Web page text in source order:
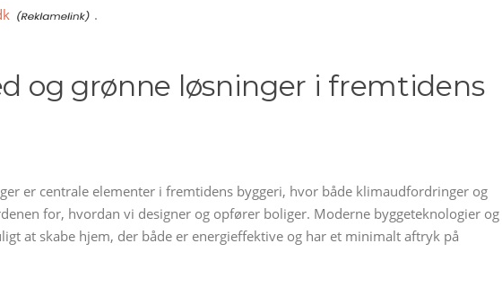
.
og grønne løsninger i fremtidens
er centrale elementer i fremtidens byggeri, hvor både klimaudfordringer og
for, hvordan vi designer og opfører boliger. Moderne byggeteknologier og
at skabe hjem, der både er energieffektive og har et minimalt aftryk på